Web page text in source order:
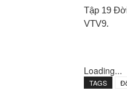
Tập 19
VTV9.
Loading...
TAGS